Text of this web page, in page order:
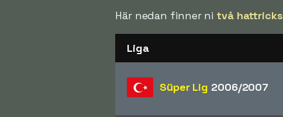
Här nedan finner ni två hattricks
Liga
Süper Lig 2006/2007